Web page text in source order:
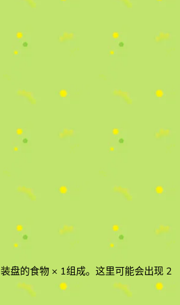
装盘的食物 × 1组成。 这里可能会出现 2